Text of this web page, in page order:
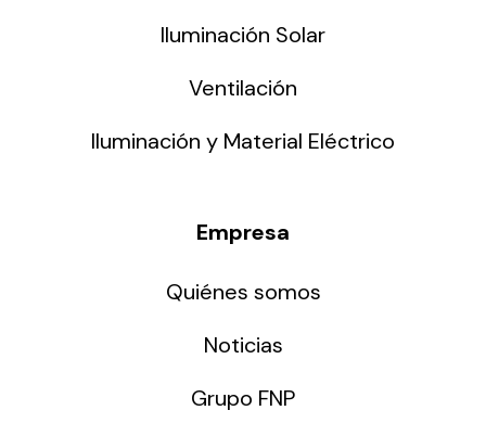
Iluminación Solar
Ventilación
Iluminación y Material Eléctrico
Empresa
Quiénes somos
Noticias
Grupo FNP